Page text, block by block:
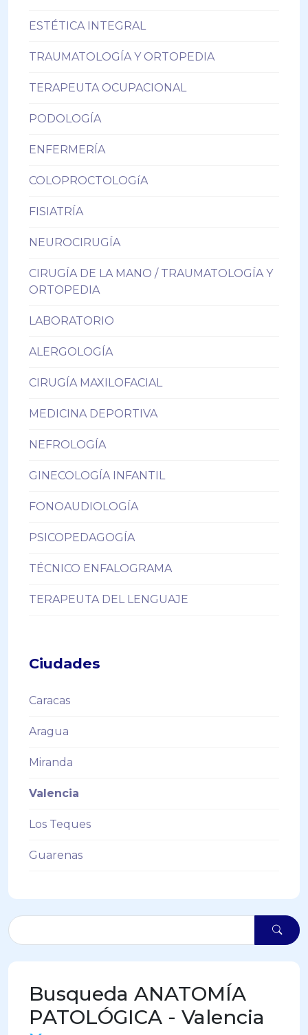
ESTÉTICA INTEGRAL
TRAUMATOLOGÍA Y ORTOPEDIA
TERAPEUTA OCUPACIONAL
PODOLOGÍA
ENFERMERÍA
COLOPROCTOLOGíA
FISIATRÍA
NEUROCIRUGÍA
CIRUGÍA DE LA MANO / TRAUMATOLOGÍA Y
ORTOPEDIA
LABORATORIO
ALERGOLOGÍA
CIRUGÍA MAXILOFACIAL
MEDICINA DEPORTIVA
NEFROLOGÍA
GINECOLOGÍA INFANTIL
FONOAUDIOLOGÍA
PSICOPEDAGOGÍA
TÉCNICO ENFALOGRAMA
TERAPEUTA DEL LENGUAJE
Ciudades
Caracas
Aragua
Miranda
Valencia
Los Teques
Guarenas
Busqueda ANATOMÍA
PATOLÓGICA - Valencia